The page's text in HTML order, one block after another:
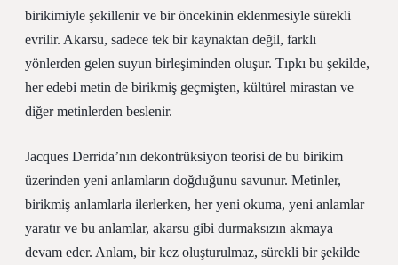
birikimiyle şekillenir ve bir öncekinin eklenmesiyle sürekli
evrilir. Akarsu, sadece tek bir kaynaktan değil, farklı
yönlerden gelen suyun birleşiminden oluşur. Tıpkı bu şekilde,
her edebi metin de birikmiş geçmişten, kültürel mirastan ve
diğer metinlerden beslenir.
Jacques Derrida’nın dekontrüksiyon teorisi de bu birikim
üzerinden yeni anlamların doğduğunu savunur. Metinler,
birikmiş anlamlarla ilerlerken, her yeni okuma, yeni anlamlar
yaratır ve bu anlamlar, akarsu gibi durmaksızın akmaya
devam eder. Anlam, bir kez oluşturulmaz, sürekli bir şekilde